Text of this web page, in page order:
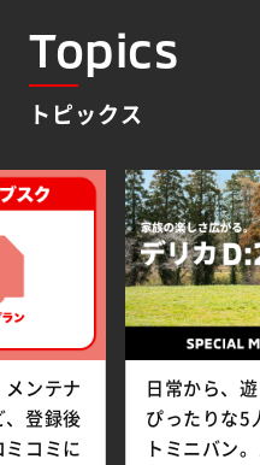
Topics
トピックス
メンテナ
、登録後
ミコミに
日常から、
ぴったりな5
トミニバン